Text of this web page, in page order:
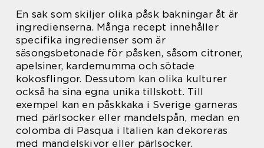
En sak som skiljer olika påsk bakningar åt är
ingredienserna. Många recept innehåller
specifika ingredienser som är
säsongsbetonade för påsken, såsom citroner,
apelsiner, kardemumma och sötade
kokosflingor. Dessutom kan olika kulturer
också ha sina egna unika tillskott. Till
exempel kan en påskkaka i Sverige garneras
med pärlsocker eller mandelspån, medan en
colomba di Pasqua i Italien kan dekoreras
med mandelskivor eller pärlsocker.